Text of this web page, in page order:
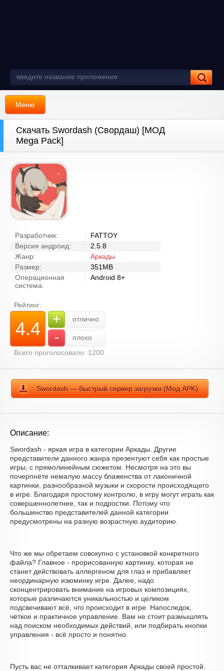
Меню
Скачать Swordash (Свордаш) [МОД
Mega Pack]
Разработчик:
FATTOY
Версия андроид:
2.5.8
Жанр:
Аркады
Размер:
351MB
Операционная
система:
Android 8+
Рейтинг:
4.4 + отлично
-
плохо
Всего проголосовало: 1200
Swordash — быстрый сервер загрузки (Мод APK)
Описание:
Swordash - яркая игра в категории Аркады. Другие
представители данного жанра презентуют себя как простые
игры, с прямолинейным сюжетом. Несмотря на это вы
почерпнёте немалую массу блаженства от лаконичной
картинки, разнообразной музыки и скорости происходящего
в игре. Благодаря простому контролю, в игру могут играть как
совершеннолетнее, так и подростки. Потому что
большинство представителей данной категории
предусмотрены на разную возрастную аудиторию.
Что же мы обретаем совокупно с установкой конкретного
файла? Главное - прорисованную картинку, которая не
станет действовать аллергеном для глаз и прибавляет
неординарную изюминку игре. Далее, надо
сконцентрировать внимание на игровых композициях,
которые различаются уникальностью и целиком
подсвечивают всё, что происходит в игре. Напоследок,
чёткое и практичное управление. Вам не стоит размышлять
над поиском необходимых действий, или подбирать кнопки
управления - всё просто и понятно.
Пусть вас не отталкивает категория Аркады своей простой.